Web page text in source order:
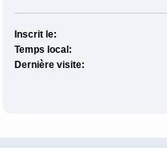
Inscrit le:
Temps local:
Dernière visite: